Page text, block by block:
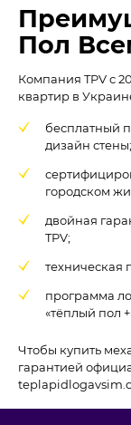
Пол
Компания TPV с
квартир в
бесплатный
дизайн стены;
городском
двойная
TPV;
техническая
программа
«тёплый пол
Чтобы купить
гарантией